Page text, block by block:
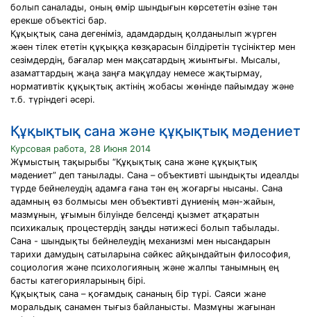
болып саналады, оның өмір шындығын көрсететін өзіне тән
ерекше объектісі бар.
Құқықтық сана дегеніміз, адамдардың қолданылып жүрген
жәен тілек ететін құқыққа көзқарасын білдіретін түсініктер мен
сезімдердің, бағалар мен мақсатардың жиынтығы. Мысалы,
азаматтардың жаңа заңға мақұлдау немесе жақтырмау,
нормативтік құқықтық актінің жобасы жөнінде пайымдау және
т.б. түріндегі әсері.
Құқықтық сана және құқықтық мәдениет
Курсовая работа, 28 Июня 2014
Жұмыстың тақырыбы “Құқықтық сана және құқықтық
мәдениет” деп танылады. Сана – объективтi шындықты идеалды
түрде бейнелеудiң адамға ғана тән ең жоғарғы нысаны. Сана
адамның өз болмысы мен объективтi дүниенiң мән-жайын,
мазмұнын, ұғымын бiлуiнде белсендi қызмет атқаратын
психикалық процестердiң заңды нәтижесi болып табылады.
Сана - шындықты бейнелеудiң механизмi мен нысандарын
тарихи дамудың сатыларына сәйкес айқындайтын философия,
социология және психологияның және жалпы танымның ең
басты категорияларының бiрi.
Құқықтық сана – қоғамдық сананың бiр түрi. Саяси жане
моральдық санамен тығыз байланысты. Мазмұны жағынан